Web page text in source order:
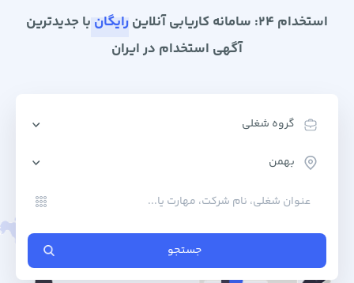
استخدام 24: سامانه کاریابی آنلاین رایگان با جدیدترین
آگهی استخدام در ایران
گروه شغلی
بهمن
جستجو